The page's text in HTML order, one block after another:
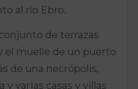
al río Ebro.
de terrazas
el muelle de un puerto
de una necrópolis,
y varias casas y villas